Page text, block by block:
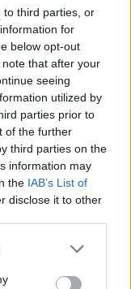
to third parties, or
for
below opt-out
that after your
seeing
utilized by
parties prior to
of the further
third parties on the
information may
the IAB’s List of
disclose it to other
or more Google
You may click to
Loaded